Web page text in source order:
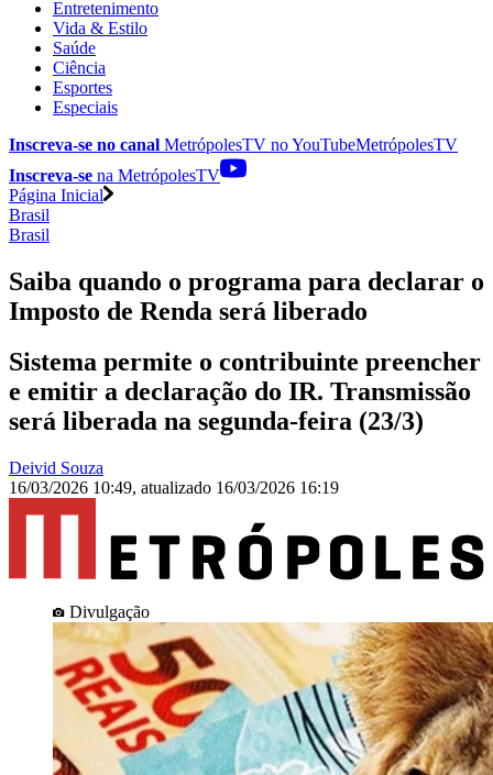
Entretenimento
Vida & Estilo
Saúde
Ciência
Esportes
Especiais
Inscreva-se no canal MetrópolesTV noYouTubeMetrópolesTV
Inscreva-se na MetrópolesTV
Página Inicial
Brasil
Brasil
Saiba quando o programa para declarar o
Imposto de Renda será liberado
Sistema permite o contribuinte preencher
e emitir a declaração do IR. Transmissão
será liberada na segunda-feira (23/3)
Deivid Souza
16/03/2026 10:49, atualizado 16/03/2026 16:19
Divulgação